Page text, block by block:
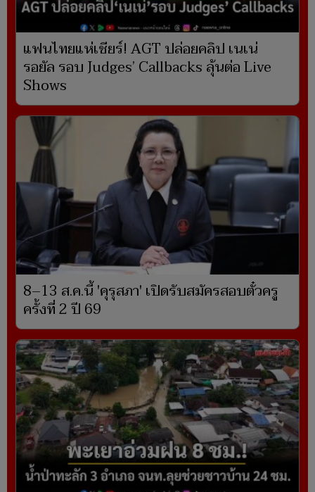
แฟนไทยแห่เชียร์! AGT ปล่อยคลิป เนเน่
รอยัล รอบ Judges’ Callbacks ลุ้นต่อ Live
Shows
8–13 ส.ค.นี้ 'คุรุสภา' เปิดรับสมัครสอบตั๋วครู
ครั้งที่ 2 ปี 69